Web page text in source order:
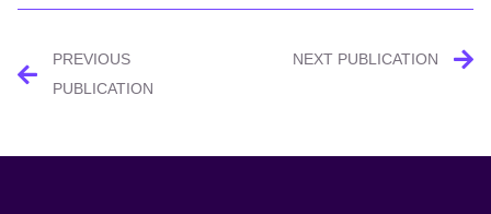
Post
navigation
PREVIOUS
PUBLICATION
NEXT PUBLICATION